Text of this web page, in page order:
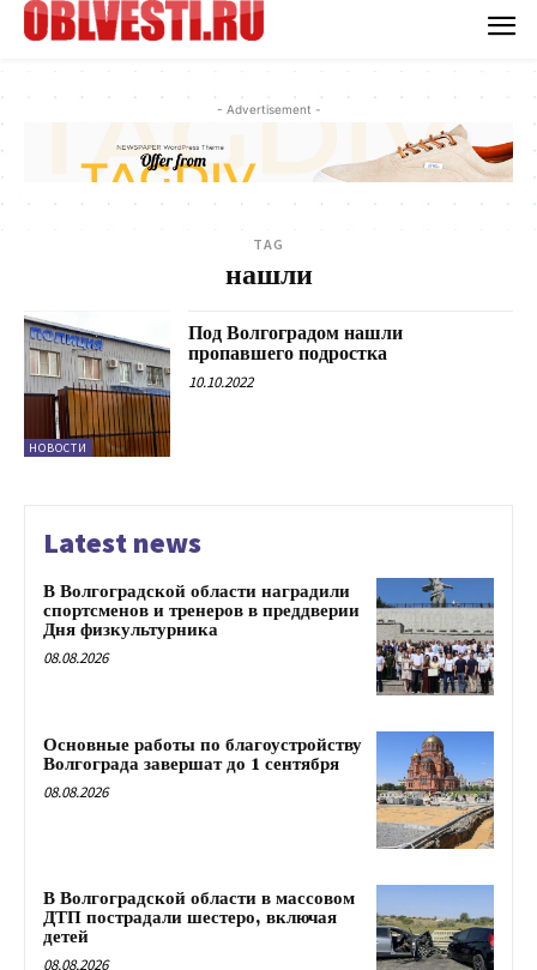
- Advertisement -
TAG
нашли
НОВОСТИ
Под Волгоградом нашли
пропавшего подростка
10.10.2022
Latest news
В Волгоградской области наградили
спортсменов и тренеров в преддверии
Дня физкультурника
08.08.2026
Основные работы по благоустройству
Волгограда завершат до 1 сентября
08.08.2026
В Волгоградской области в массовом
ДТП пострадали шестеро, включая
детей
08.08.2026